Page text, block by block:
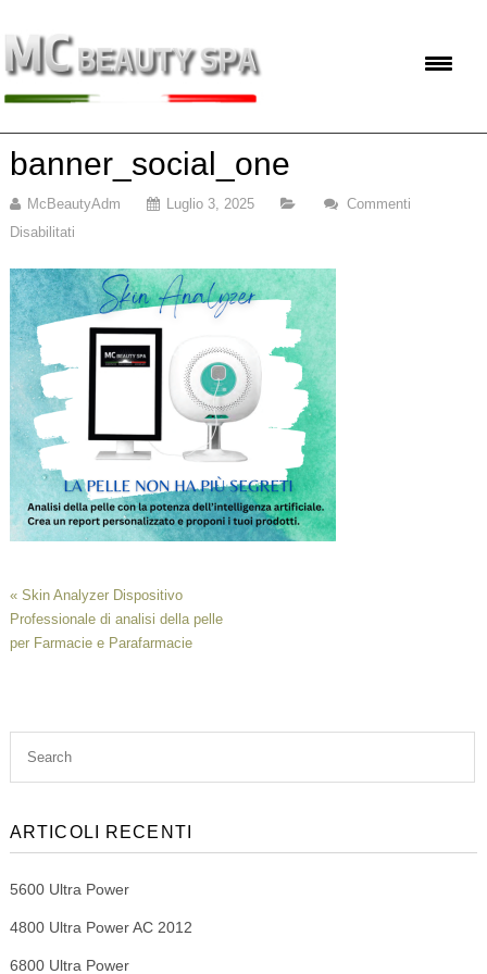
banner_social_one
McBeautyAdm Luglio 3, 2025
Commenti
Disabilitati
« Skin Analyzer Dispositivo
Professionale di analisi della pelle
per Farmacie e Parafarmacie
ARTICOLI RECENTI
5600 Ultra Power
4800 Ultra Power AC 2012
6800 Ultra Power